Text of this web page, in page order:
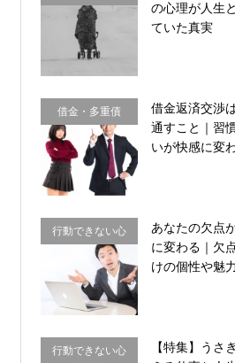
理・思い込み
の心理が人生
ていた真実
借金・多重債
務・金銭感覚
借金返済交渉
通すこと｜習
いが快感に変
行動できない心
理・思い込み
あなたの欠点
に変わる｜欠
けの個性や魅
行動できない心
【特集】うさ